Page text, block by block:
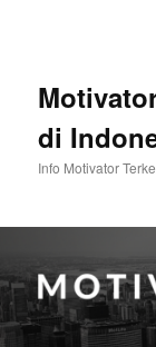
di
Info Motivator